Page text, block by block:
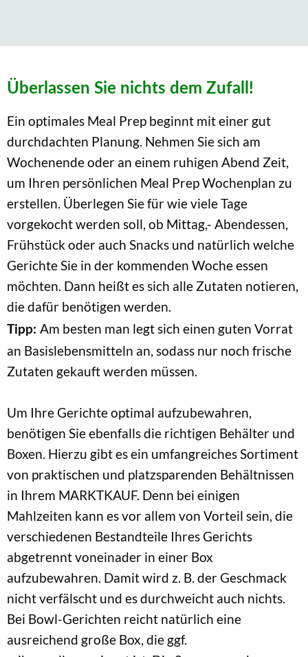
Überlassen Sie nichts dem Zufall!
Ein optimales Meal Prep beginnt mit einer gut
durchdachten Planung. Nehmen Sie sich am
Wochenende oder an einem ruhigen Abend Zeit,
um Ihren persönlichen Meal Prep Wochenplan zu
erstellen. Überlegen Sie für wie viele Tage
vorgekocht werden soll, ob Mittag,- Abendessen,
Frühstück oder auch Snacks und natürlich welche
Gerichte Sie in der kommenden Woche essen
möchten. Dann heißt es sich alle Zutaten notieren,
die dafür benötigen werden.
Tipp: Am besten man legt sich einen guten Vorrat
an Basislebensmitteln an, sodass nur noch frische
Zutaten gekauft werden müssen.
Um Ihre Gerichte optimal aufzubewahren,
benötigen Sie ebenfalls die richtigen Behälter und
Boxen. Hierzu gibt es ein umfangreiches Sortiment
von praktischen und platzsparenden Behältnissen
in Ihrem MARKTKAUF. Denn bei einigen
Mahlzeiten kann es vor allem von Vorteil sein, die
verschiedenen Bestandteile Ihres Gerichts
abgetrennt voneinader in einer Box
aufzubewahren. Damit wird z. B. der Geschmack
nicht verfälscht und es durchweicht auch nichts.
Bei Bowl-Gerichten reicht natürlich eine
ausreichend große Box, die ggf.